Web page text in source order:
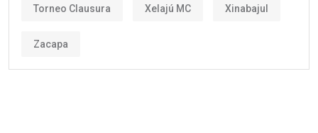
Torneo Clausura Xelajú MC Xinabajul
Zacapa